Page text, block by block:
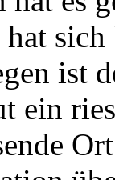
ist
ein